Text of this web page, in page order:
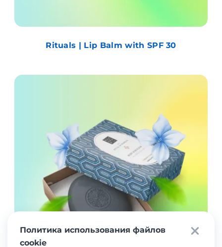
Rituals | Lip Balm with SPF 30
Политика использования файлов
cookie